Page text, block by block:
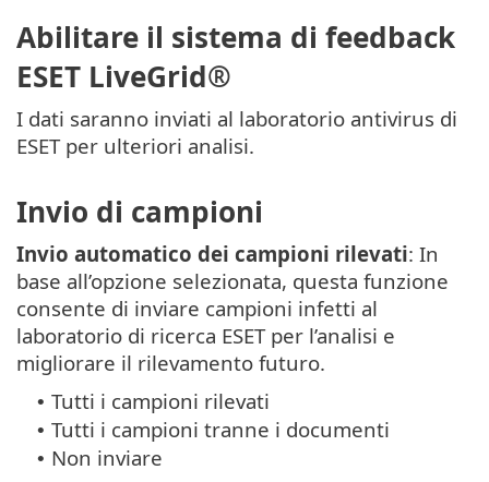
Abilitare il sistema di feedback
ESET LiveGrid®
I dati saranno inviati al laboratorio antivirus di
ESET per ulteriori analisi.
Invio di campioni
Invio automatico dei campioni rilevati: In
base all’opzione selezionata, questa funzione
consente di inviare campioni infetti al
laboratorio di ricerca ESET per l’analisi e
migliorare il rilevamento futuro.
• Tutti i campioni rilevati
• Tutti i campioni tranne i documenti
• Non inviare